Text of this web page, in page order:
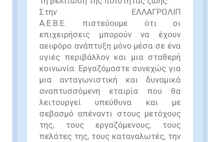
Στην ΕΛΛΑΓΡΟΛΙΠ
Α.Ε.Β.Ε. πιστεύουμε ότι οι
επιχειρήσεις μπορούν να έχουν
αειφόρο ανάπτυξη μόνο μέσα σε ένα
υγιές περιβάλλον και μια σταθερή
κοινωνία. Εργαζόμαστε συνεχώς για
μια ανταγωνιστική και δυναμικά
αναπτυσσόμενη εταιρία που θα
λειτουργεί υπεύθυνα και με
σεβασμό απέναντι στους μετόχους
της, τους εργαζόμενους, τους
πελάτες της, τους καταναλωτές, την